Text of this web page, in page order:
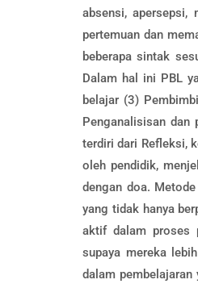
absensi, apersepsi,
pertemuan dan
beberapa sintak
Dalam hal ini PBL
belajar (3)
Penganalisisan dan
terdiri dari Refleksi,
oleh pendidik,
dengan doa.
yang tidak hanya
aktif dalam proses
supaya mereka
dalam